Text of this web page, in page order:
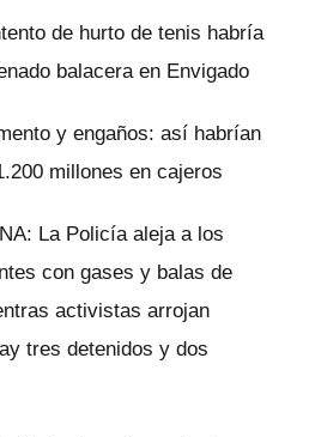
de hurto de tenis habría
balacera en Envigado
y engaños: así habrían
millones en cajeros
La Policía aleja a los
con gases y balas de
activistas arrojan
tres detenidos y dos